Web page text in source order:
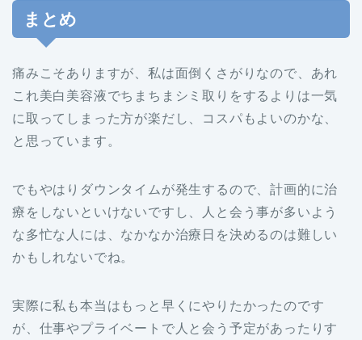
まとめ
痛みこそありますが、私は面倒くさがりなので、あれ
これ美白美容液でちまちまシミ取りをするよりは一気
に取ってしまった方が楽だし、コスパもよいのかな、
と思っています。
でもやはりダウンタイムが発生するので、計画的に治
療をしないといけないですし、人と会う事が多いよう
な多忙な人には、なかなか治療日を決めるのは難しい
かもしれないでね。
実際に私も本当はもっと早くにやりたかったのです
が、仕事やプライベートで人と会う予定があったりす